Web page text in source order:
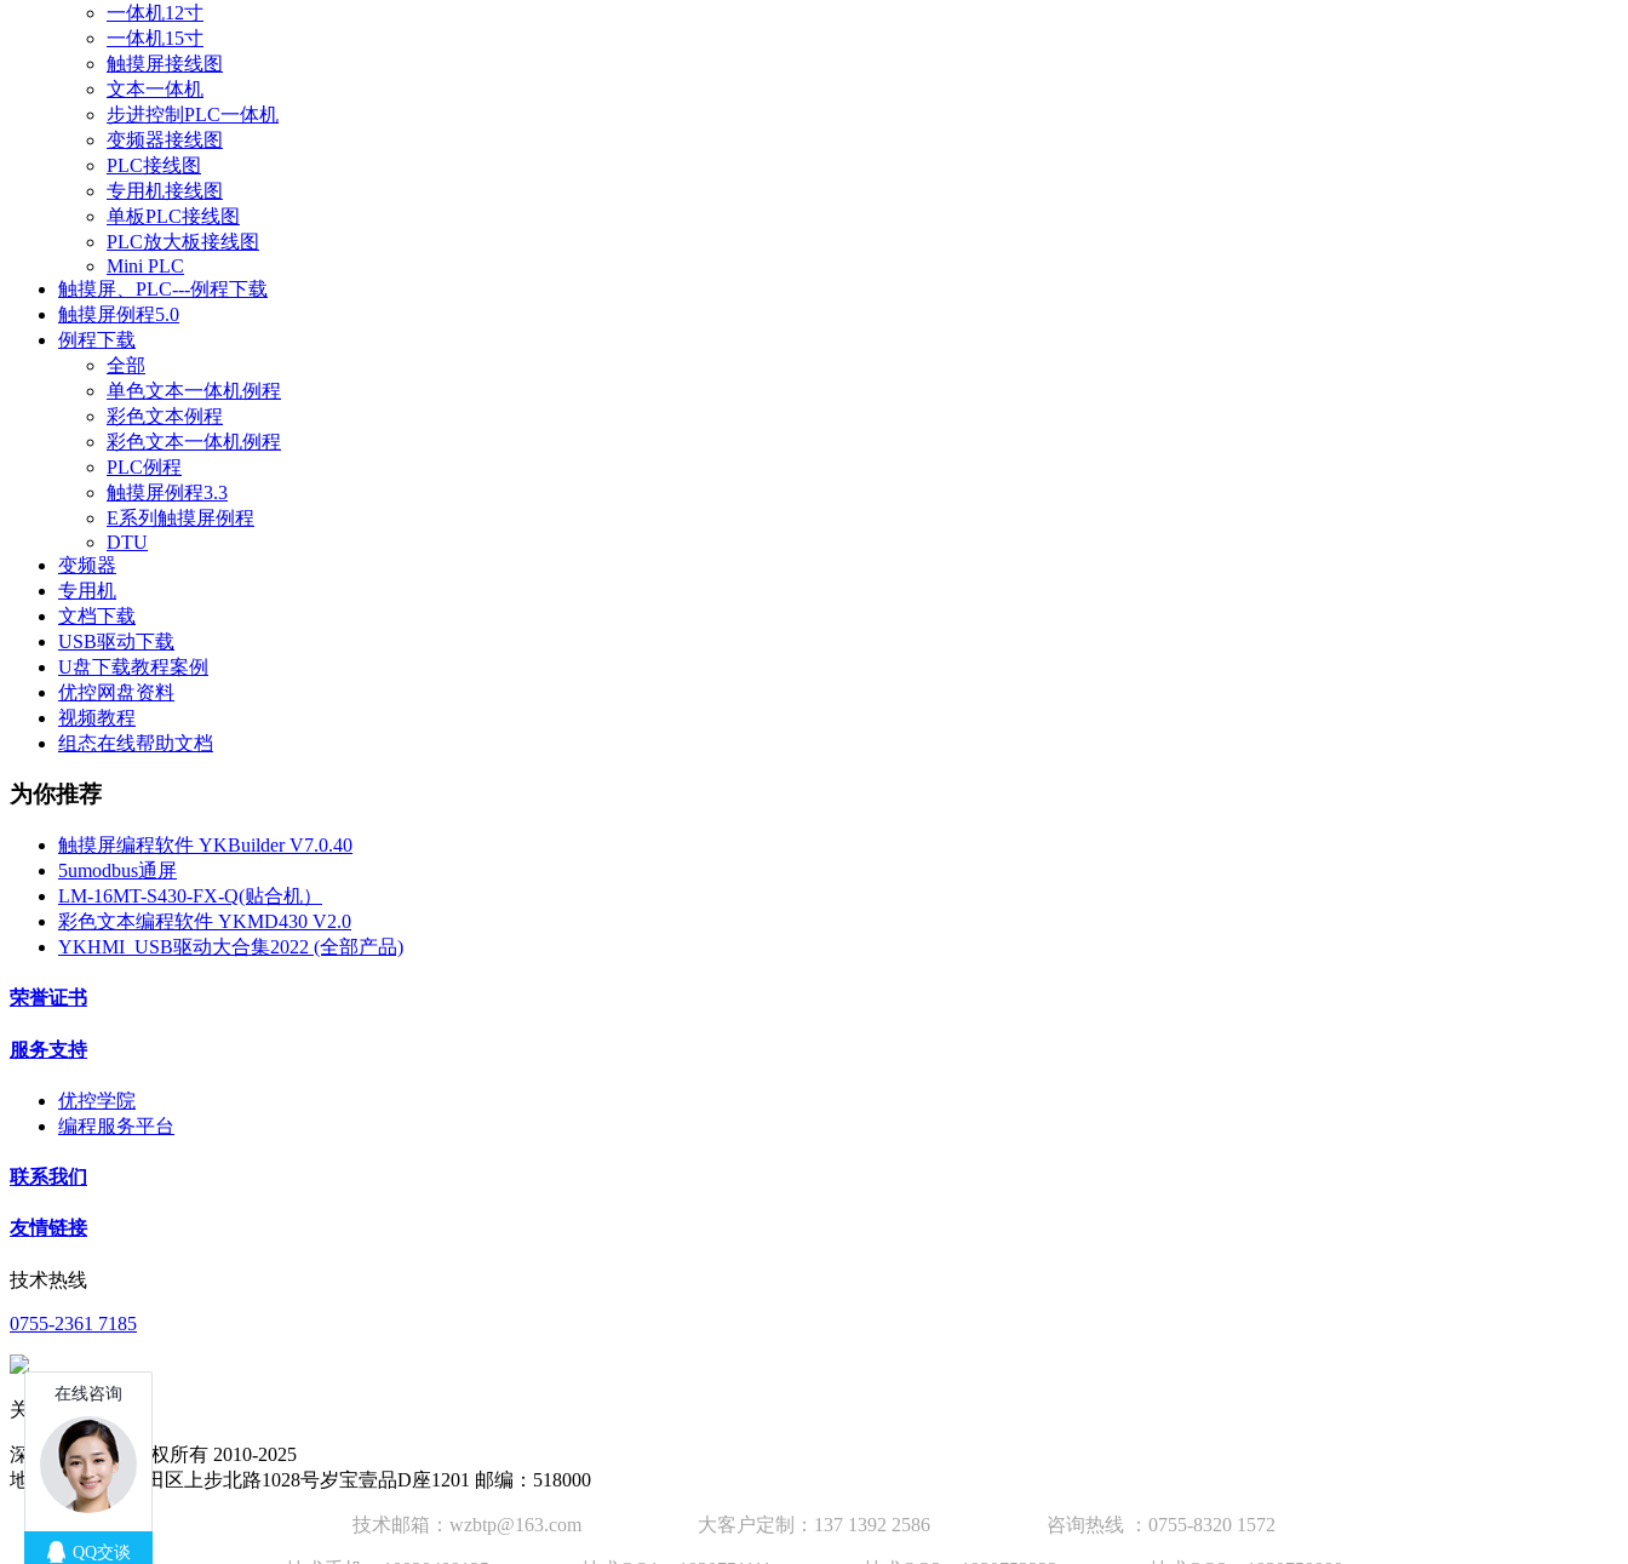
一体机12寸
一体机15寸
触摸屏接线图
文本一体机
步进控制PLC一体机
变频器接线图
PLC接线图
专用机接线图
单板PLC接线图
PLC放大板接线图
Mini PLC
触摸屏、PLC---例程下载
触摸屏例程5.0
例程下载
全部
单色文本一体机例程
彩色文本例程
彩色文本一体机例程
PLC例程
触摸屏例程3.3
E系列触摸屏例程
DTU
变频器
专用机
文档下载
USB驱动下载
U盘下载教程案例
优控网盘资料
视频教程
组态在线帮助文档
为你推荐
触摸屏编程软件 YKBuilder V7.0.40
5umodbus通屏
LM-16MT-S430-FX-Q(贴合机）
彩色文本编程软件 YKMD430 V2.0
YKHMI_USB驱动大合集2022 (全部产品)
荣誉证书
服务支持
优控学院
编程服务平台
联系我们
友情链接
技术热线
0755-2361 7185
关注公众号
深圳中达优控 版权所有 2010-2025
地址：深圳市福田区上步北路1028号岁宝壹品D座1201 邮编：518000
技术邮箱：wzbtp@163.com 大客户定制：137 1392 2586 咨询热线 ：0755-8320 1572